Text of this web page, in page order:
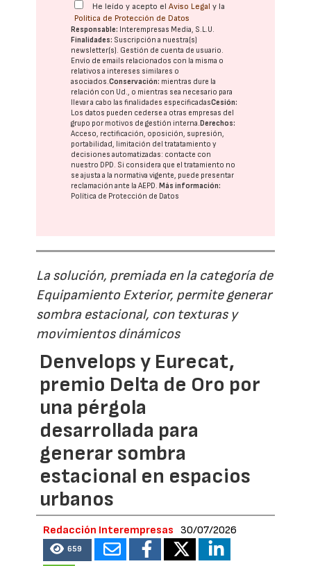
He leído y acepto elAviso Legal y la
Política de Protección de Datos
Responsable: Interempresas Media, S.L.U.
Finalidades: Suscripción a nuestra(s)
newsletter(s). Gestión de cuenta de usuario.
Envío de emails relacionados con la misma o
relativos a intereses similares o
asociados.Conservación: mientras dure la
relación con Ud., o mientras sea necesario para
llevar a cabo las finalidades especificadasCesión:
Los datos pueden cederse a otras empresas del
grupo por motivos de gestión interna.Derechos:
Acceso, rectificación, oposición, supresión,
portabilidad, limitación del tratatamiento y
decisiones automatizadas: contacte con
nuestro DPD. Si considera que el tratamiento no
se ajusta a la normativa vigente, puede presentar
reclamación ante laAEPD.Más información:
Política de Protección de Datos
La solución, premiada en la categoría de
Equipamiento Exterior, permite generar
sombra estacional, con texturas y
movimientos dinámicos
Denvelops y Eurecat,
premio Delta de Oro por
una pérgola
desarrollada para
generar sombra
estacional en espacios
urbanos
Redacción Interempresas 30/07/2026
659